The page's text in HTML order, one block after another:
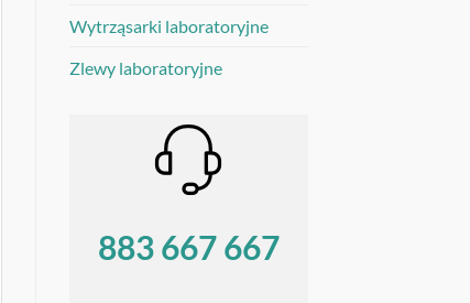
Wytrząsarki laboratoryjne
Zlewy laboratoryjne
883 667 667